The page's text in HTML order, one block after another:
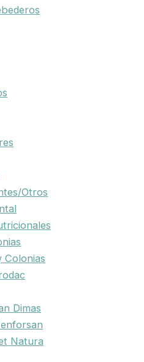
Otros
Colonias
Dimas
Natura